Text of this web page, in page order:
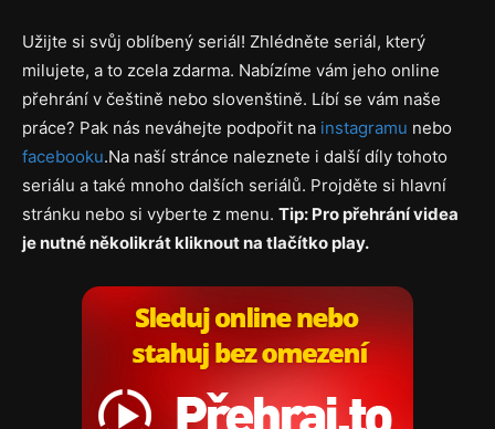
Užijte si svůj oblíbený seriál! Zhlédněte seriál, který
milujete, a to zcela zdarma. Nabízíme vám jeho online
přehrání v češtině nebo slovenštině. Líbí se vám naše
práce? Pak nás neváhejte podpořit na instagramu nebo
facebooku.Na naší stránce naleznete i další díly tohoto
seriálu a také mnoho dalších seriálů. Projděte si hlavní
stránku nebo si vyberte z menu. Tip: Pro přehrání videa
je nutné několikrát kliknout na tlačítko play.